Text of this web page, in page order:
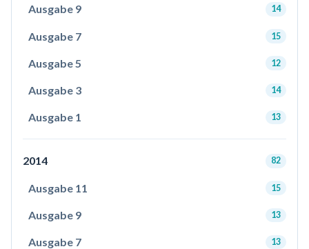
Ausgabe 9 14
Ausgabe 7 15
Ausgabe 5 12
Ausgabe 3 14
Ausgabe 1 13
2014 82
Ausgabe 11 15
Ausgabe 9 13
Ausgabe 7 13